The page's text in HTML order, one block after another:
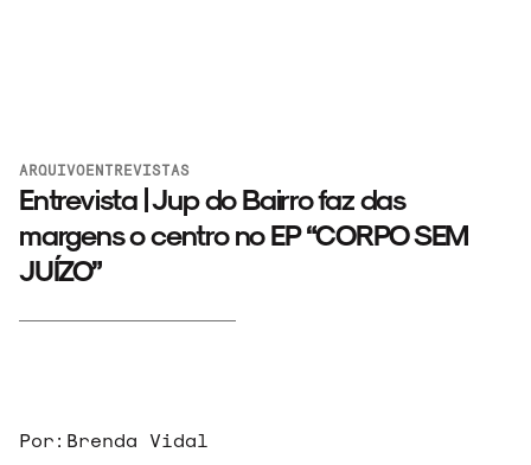
ARQUIVOENTREVISTAS
Entrevista | Jup do Bairro faz das
margens o centro no EP “CORPO SEM
JUÍZO”
Por: Brenda Vidal